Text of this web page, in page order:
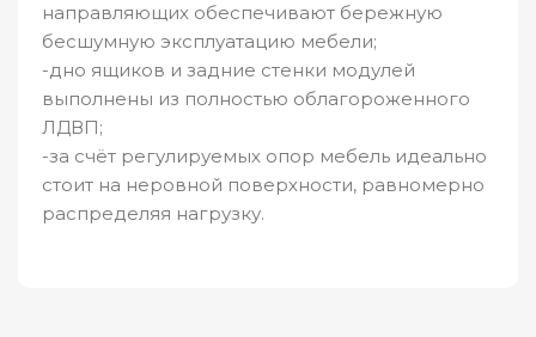
направляющих обеспечивают бережную
бесшумную эксплуатацию мебели;
-дно ящиков и задние стенки модулей
выполнены из полностью облагороженного
ЛДВП;
-за счёт регулируемых опор мебель идеально
стоит на неровной поверхности, равномерно
распределяя нагрузку.